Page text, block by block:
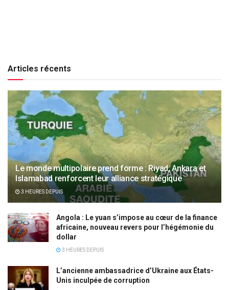
Articles récents
Le monde multipolaire prend forme : Riyad, Ankara et
Islamabad renforcent leur alliance stratégique
3 HEURES DEPUIS
Angola : Le yuan s’impose au cœur de la finance
africaine, nouveau revers pour l’hégémonie du
dollar
3 HEURES DEPUIS
L’ancienne ambassadrice d’Ukraine aux États-
Unis inculpée de corruption